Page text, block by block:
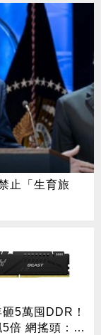
止「生育旅
5萬囤DDR！
倍 網搖頭：會